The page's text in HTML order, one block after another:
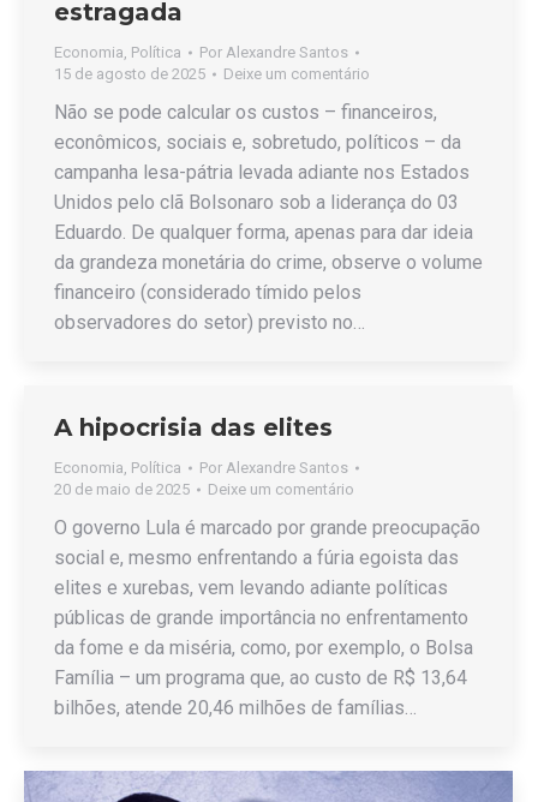
estragada
Economia, Política Por Alexandre Santos
15 de agosto de 2025
Deixe um comentário
Não se pode calcular os custos – financeiros,
econômicos, sociais e, sobretudo, políticos – da
campanha lesa-pátria levada adiante nos Estados
Unidos pelo clã Bolsonaro sob a liderança do 03
Eduardo. De qualquer forma, apenas para dar ideia
da grandeza monetária do crime, observe o volume
financeiro (considerado tímido pelos
observadores do setor) previsto no…
A hipocrisia das elites
Economia, Política Por Alexandre Santos
20 de maio de 2025
Deixe um comentário
O governo Lula é marcado por grande preocupação
social e, mesmo enfrentando a fúria egoista das
elites e xurebas, vem levando adiante políticas
públicas de grande importância no enfrentamento
da fome e da miséria, como, por exemplo, o Bolsa
Família – um programa que, ao custo de R$ 13,64
bilhões, atende 20,46 milhões de famílias…